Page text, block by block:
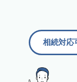
相続対応